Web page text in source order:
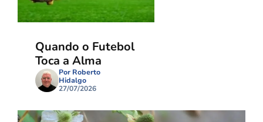
Quando o Futebol
Toca a Alma
Por Roberto
Hidalgo
27/07/2026